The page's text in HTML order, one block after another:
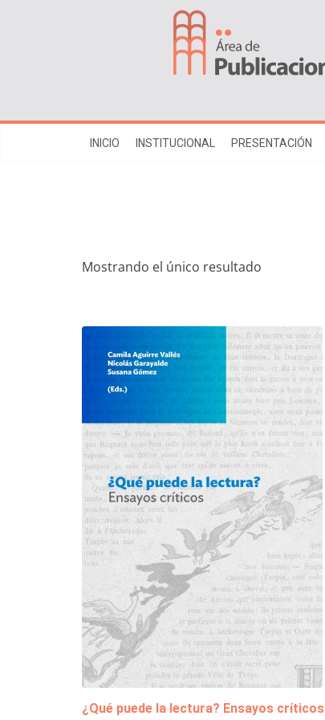
INICIO INSTITUCIONAL PRESENTACIÓN
Mostrando el único resultado
¿Qué puede la lectura? Ensayos críticos